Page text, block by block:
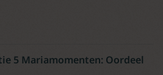
5 Mariamomenten: Oordeel